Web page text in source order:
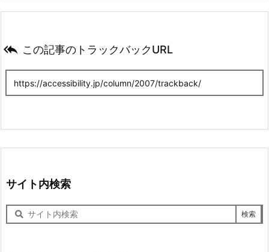
 この記事のトラックバックURL
サイト内検索
サ
イ